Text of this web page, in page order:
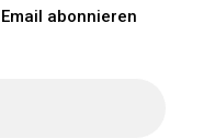
abonnieren